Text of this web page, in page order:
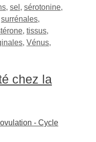
, sel , sérotonine,
surrénales,
, tissus,
, Vénus,
chez la